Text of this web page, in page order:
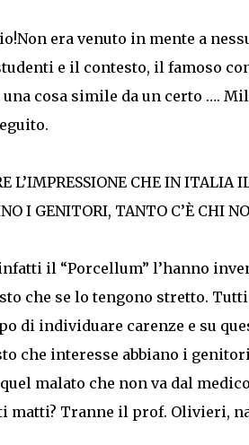
era venuto in mente a
e il contesto, il famoso
cosa simile da un certo ….
L’IMPRESSIONE CHE IN ITALIA
I GENITORI, TANTO C’È CHI
il “Porcellum” l’hanno
che se lo tengono stretto.
di individuare carenze e su
che interesse abbiano i
quel malato che non va dal
matti? Tranne il prof. Olivieri,